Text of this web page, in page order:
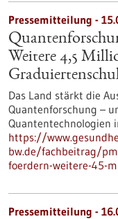
Pressemitteilung -
Weitere 4,5
Das Land stärkt die
Quantenforschung –
Quantentechnologien
https://
bw.de/fachbeitrag/
foerdern-weitere-45-
Pressemitteilung -